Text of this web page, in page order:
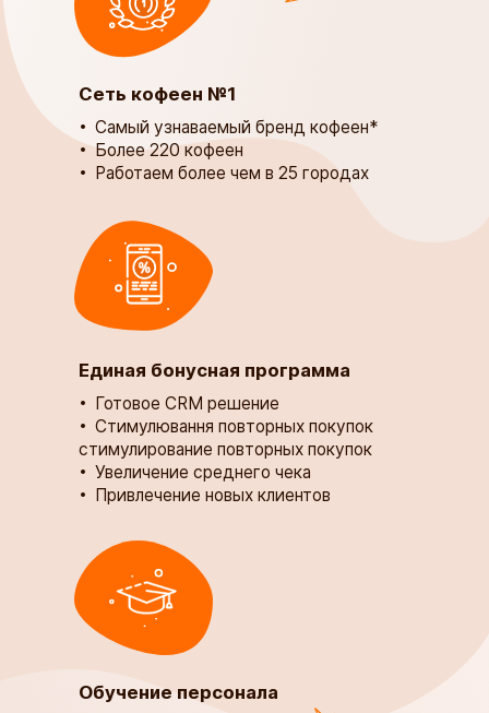
Сеть кофеен №1
​​​​Самый узнаваемый бренд кофеен*
Более 220 кофеен
Работаем более чем в 25 городах
Единая бонусная программа
​​​​​​​Готовое CRM решение ​​​​​​​​​​​​​​
Стимулювання повторных покупок
стимулирование повторных покупок
Увеличение среднего чека
Привлечение новых клиентов
Обучение персонала